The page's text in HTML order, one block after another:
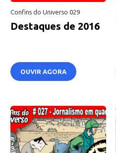
Confins do Universo 029
Destaques de 2016
OUVIR AGORA